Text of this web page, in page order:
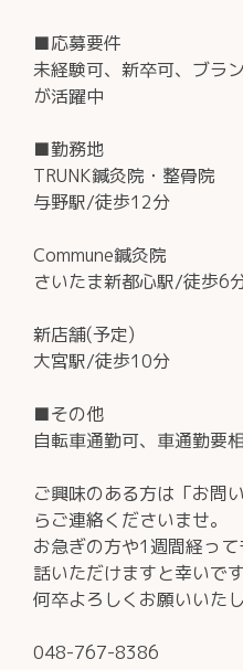
■応募要件
未経験可、新卒可、ブラ
が活躍中
■勤務地
TRUNK鍼灸院・整骨院
与野駅/徒歩12分
Commune鍼灸院
さいたま新都心駅/徒歩6
新店舗(予定)
大宮駅/徒歩10分
■その他
自転車通勤可、車通勤要
ご興味のある方は「お問
らご連絡くださいませ。
お急ぎの方や1週間経っ
話いただけますと幸いです
何卒よろしくお願いいたし
048-767-8386